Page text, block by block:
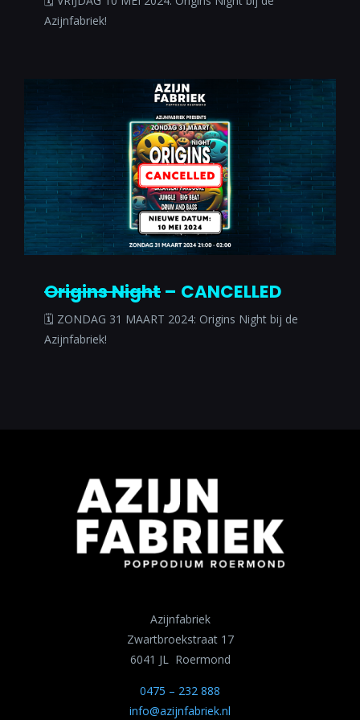
Azijnfabriek!
Origins Night– CANCELLED
🗓 ZONDAG 31 MAART 2024: Origins Night bij de
Azijnfabriek!
Azijnfabriek
Zwartbroekstraat 17
6041 JL Roermond
0475 – 232 888
info@azijnfabriek.nl